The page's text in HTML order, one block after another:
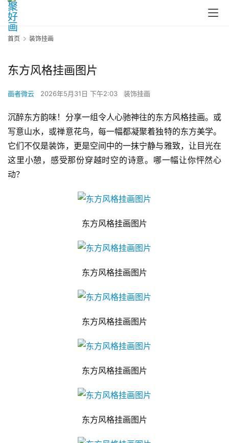
首页 装饰挂画
东方风格挂画图片
画者微云 2026年5月31日 下午2:03 装饰挂画
沉醉东方韵味！分享一组令人心驰神往的东方风格挂画。或
写意山水，或禅意花鸟，每一幅都凝聚着独特的东方美学。
它们不仅是装饰，更是空间中的一抹宁静与雅致，让目光在
这里小憩，感受那份穿越时空的诗意。哪一幅让你怦然心
动？
东方风格挂画图片
东方风格挂画图片
东方风格挂画图片
东方风格挂画图片
东方风格挂画图片